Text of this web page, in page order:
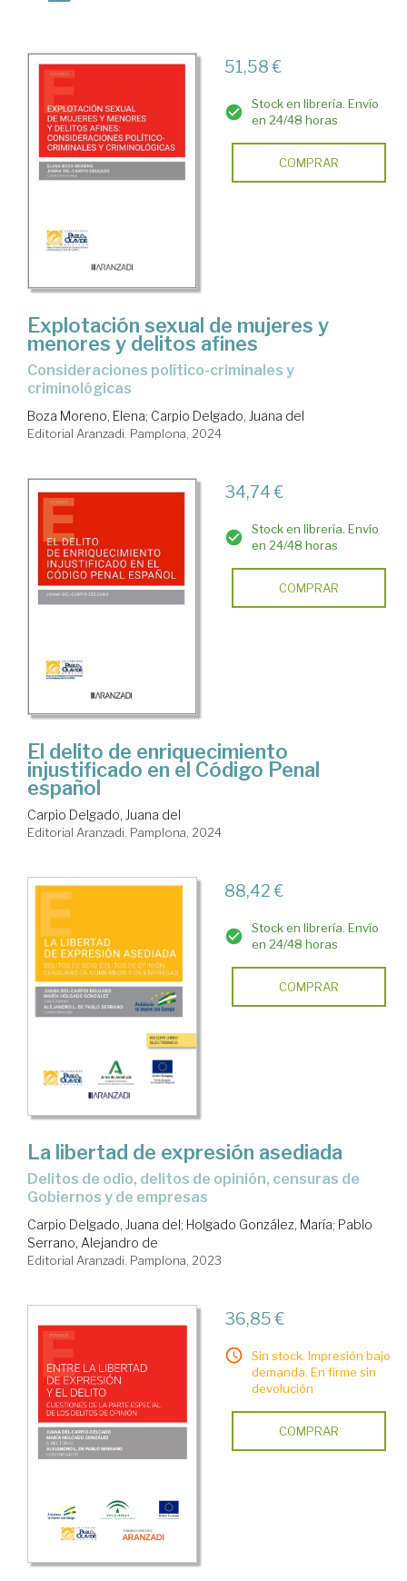
51,58 €
Stock en librería. Envío
en 24/48 horas
COMPRAR
Explotación sexual de mujeres y
menores y delitos afines
consideraciones político-criminales y
criminológicas
Boza Moreno, Elena; Carpio Delgado, Juana del
Editorial Aranzadi. Pamplona, 2024
34,74 €
Stock en librería. Envío
en 24/48 horas
COMPRAR
El delito de enriquecimiento
injustificado en el Código Penal
español
Carpio Delgado, Juana del
Editorial Aranzadi. Pamplona, 2024
88,42 €
Stock en librería. Envío
en 24/48 horas
COMPRAR
La libertad de expresión asediada
delitos de odio, delitos de opinión, censuras de
Gobiernos y de empresas
Carpio Delgado, Juana del; Holgado González, María; Pablo
Serrano, Alejandro de
Editorial Aranzadi. Pamplona, 2023
36,85 €
Sin stock. Impresión bajo
demanda. En firme sin
devolución
COMPRAR